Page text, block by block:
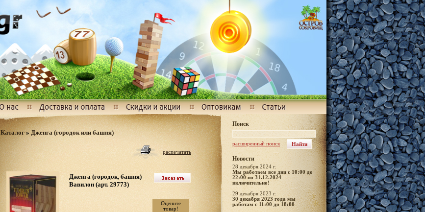
Каталог»Дженга (городок или башня)
распечатать
Дженга (городок, башня)
Вавилон (арт. 29773)
Оцените
товар!
Поиск
расширенный поиск
Новости
28 декабря 2024 г.
Мы работаем все дни с 10:00 до
22:00 по 31.12.2024
включительно!
29 декабря 2023 г.
30 декабря 2023 года мы
работам с 11:00 до 18:00